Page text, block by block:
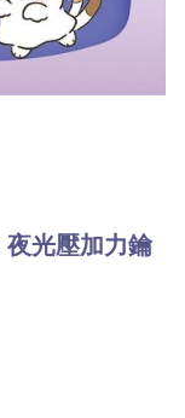
光壓加力鑰